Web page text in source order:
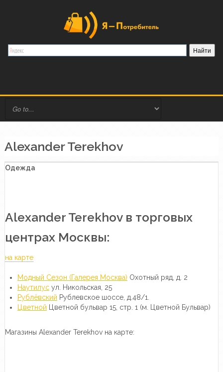
Alexander Terekhov
Одежда
Alexander Terekhov в торговых
центрах Москвы:
на карте
Модный Сезон (Галерея Москва) Охотный ряд, д. 2
Наутилус ул. Никольская, 25
Рублёвский Рублевское шоссе, д.48/1.
Цветной
Цветной бульвар 15, стр. 1 (м. Цветной Бульвар)
Магазины Alexander Terekhov на карте: